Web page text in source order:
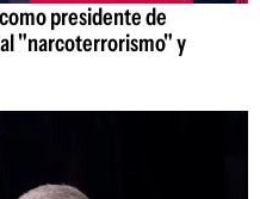
presidente de
"narcoterrorismo" y